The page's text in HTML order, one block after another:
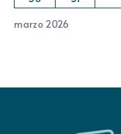
marzo 2026